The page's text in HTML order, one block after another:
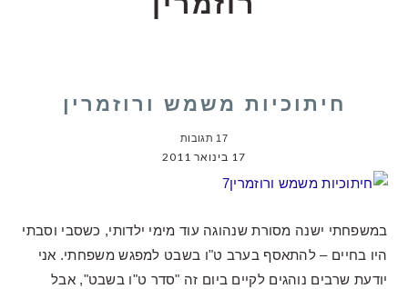
חיתוכיות משמש ורוזמרין
17 תגובות
17 בינואר 2011
במשפחתי ישנה מסורת שנהוגה עוד מימי ילדותי, כשסבי וסבתי
היו בחיים – להתאסף בערב ט"ו בשבט למפגש משפחתי. אני
יודעת שרבים נוהגים לקיים ביום זה "סדר ט"ו בשבט", אבל